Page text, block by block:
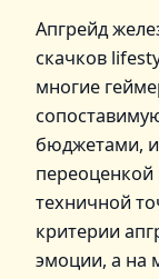
Апгрейд
скачков
многие
бюджетами, и
техничной
критерии
эмоции, а на